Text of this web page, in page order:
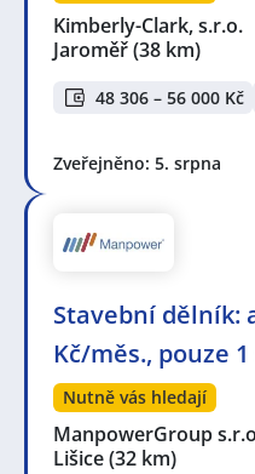
Kimberly-Clark, s.r.o.
Jaroměř(38 km)
48 306 – 56 000 Kč
Zveřejněno: 5. srpna
Stavební dělník:
Kč/měs., pouze
Nutně vás hledají
ManpowerGroup
Lišice(32 km)